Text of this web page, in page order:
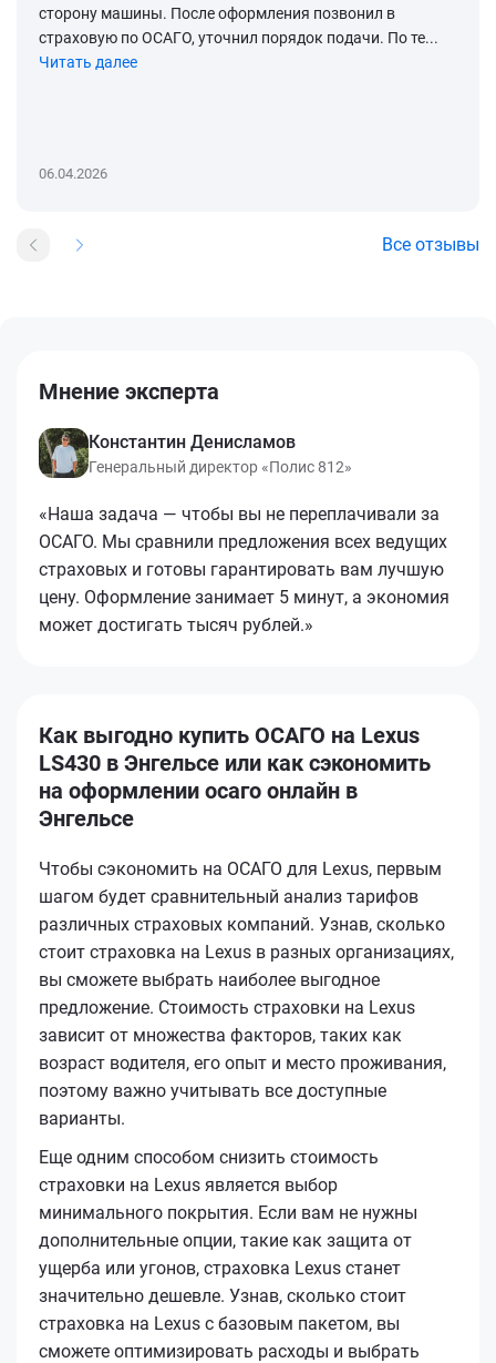
сторону машины. После оформления позвонил в
страховую по ОСАГО, уточнил порядок подачи. По те...
Читать далее
06.04.2026
Все отзывы
Мнение эксперта
Константин Денисламов
Генеральный директор «Полис 812»
«Наша задача — чтобы вы не переплачивали за
ОСАГО. Мы сравнили предложения всех ведущих
страховых и готовы гарантировать вам лучшую
цену. Оформление занимает 5 минут, а экономия
может достигать тысяч рублей.»
Как выгодно купить ОСАГО на Lexus
LS430 в Энгельсе или как сэкономить
на оформлении осаго онлайн в
Энгельсе
Чтобы сэкономить на ОСАГО для Lexus, первым
шагом будет сравнительный анализ тарифов
различных страховых компаний. Узнав, сколько
стоит страховка на Lexus в разных организациях,
вы сможете выбрать наиболее выгодное
предложение. Стоимость страховки на Lexus
зависит от множества факторов, таких как
возраст водителя, его опыт и место проживания,
поэтому важно учитывать все доступные
варианты.
Еще одним способом снизить стоимость
страховки на Lexus является выбор
минимального покрытия. Если вам не нужны
дополнительные опции, такие как защита от
ущерба или угонов, страховка Lexus станет
значительно дешевле. Узнав, сколько стоит
страховка на Lexus с базовым пакетом, вы
сможете оптимизировать расходы и выбрать